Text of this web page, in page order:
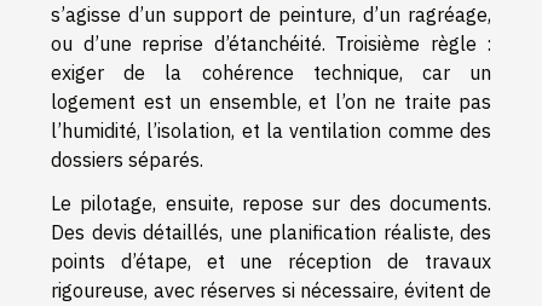
s’agisse d’un support de peinture, d’un ragréage,
ou d’une reprise d’étanchéité. Troisième règle :
exiger de la cohérence technique, car un
logement est un ensemble, et l’on ne traite pas
l’humidité, l’isolation, et la ventilation comme des
dossiers séparés.
Le pilotage, ensuite, repose sur des documents.
Des devis détaillés, une planification réaliste, des
points d’étape, et une réception de travaux
rigoureuse, avec réserves si nécessaire, évitent de